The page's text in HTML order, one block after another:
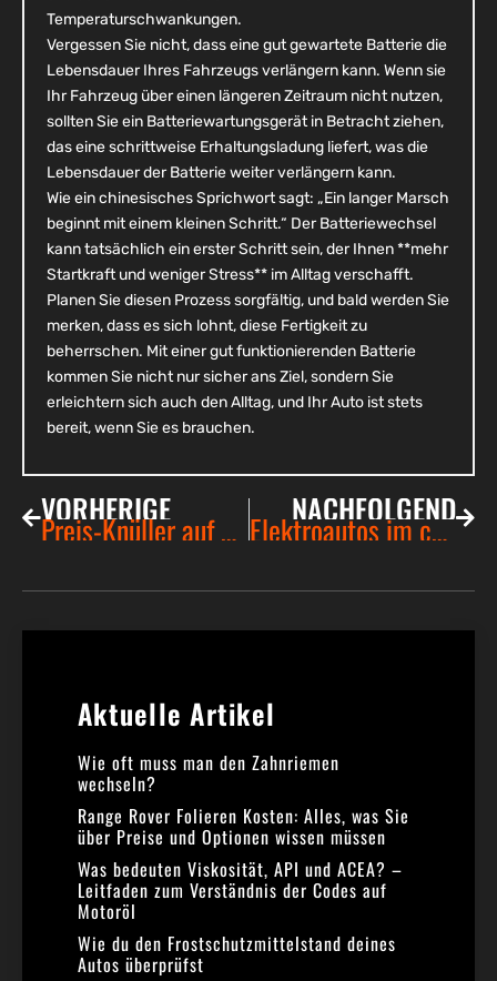
Temperaturschwankungen.
Vergessen Sie nicht, dass eine gut gewartete Batterie die
Lebensdauer Ihres Fahrzeugs verlängern kann. Wenn sie
Ihr Fahrzeug über einen längeren Zeitraum nicht nutzen,
sollten Sie ein Batteriewartungsgerät in Betracht ziehen,
das eine schrittweise Erhaltungsladung liefert, was die
Lebensdauer der Batterie weiter verlängern kann.
Wie ein chinesisches Sprichwort sagt: „Ein langer Marsch
beginnt mit einem kleinen Schritt.“ Der Batteriewechsel
kann tatsächlich ein erster Schritt sein, der Ihnen **mehr
Startkraft und weniger Stress** im Alltag verschafft.
Planen Sie diesen Prozess sorgfältig, und bald werden Sie
merken, dass es sich lohnt, diese Fertigkeit zu
beherrschen. Mit einer gut funktionierenden Batterie
kommen Sie nicht nur sicher ans Ziel, sondern Sie
erleichtern sich auch den Alltag, und Ihr Auto ist stets
bereit, wenn Sie es brauchen.
VORHERIGE Preis-Knüller auf Rädern: entdecke die besten Gebrauchtwagen-Schnäppchen des Jahres NACHFOLGEND
Elektroautos im check: überraschungssieger beim preis-leistungs-verhältnis
Aktuelle Artikel​
Wie oft muss man den Zahnriemen
wechseln?
Range Rover Folieren Kosten: Alles, was Sie
über Preise und Optionen wissen müssen
Was bedeuten Viskosität, API und ACEA? –
Leitfaden zum Verständnis der Codes auf
Motoröl
Wie du den Frostschutzmittelstand deines
Autos überprüfst